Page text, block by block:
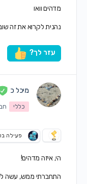
מדהים וואו
נהנית לקרוא את זה
עזר לך?
מיכל כ
כללי
פעילה
הי, איזה מדהים!
התחברתי ממש, עשה